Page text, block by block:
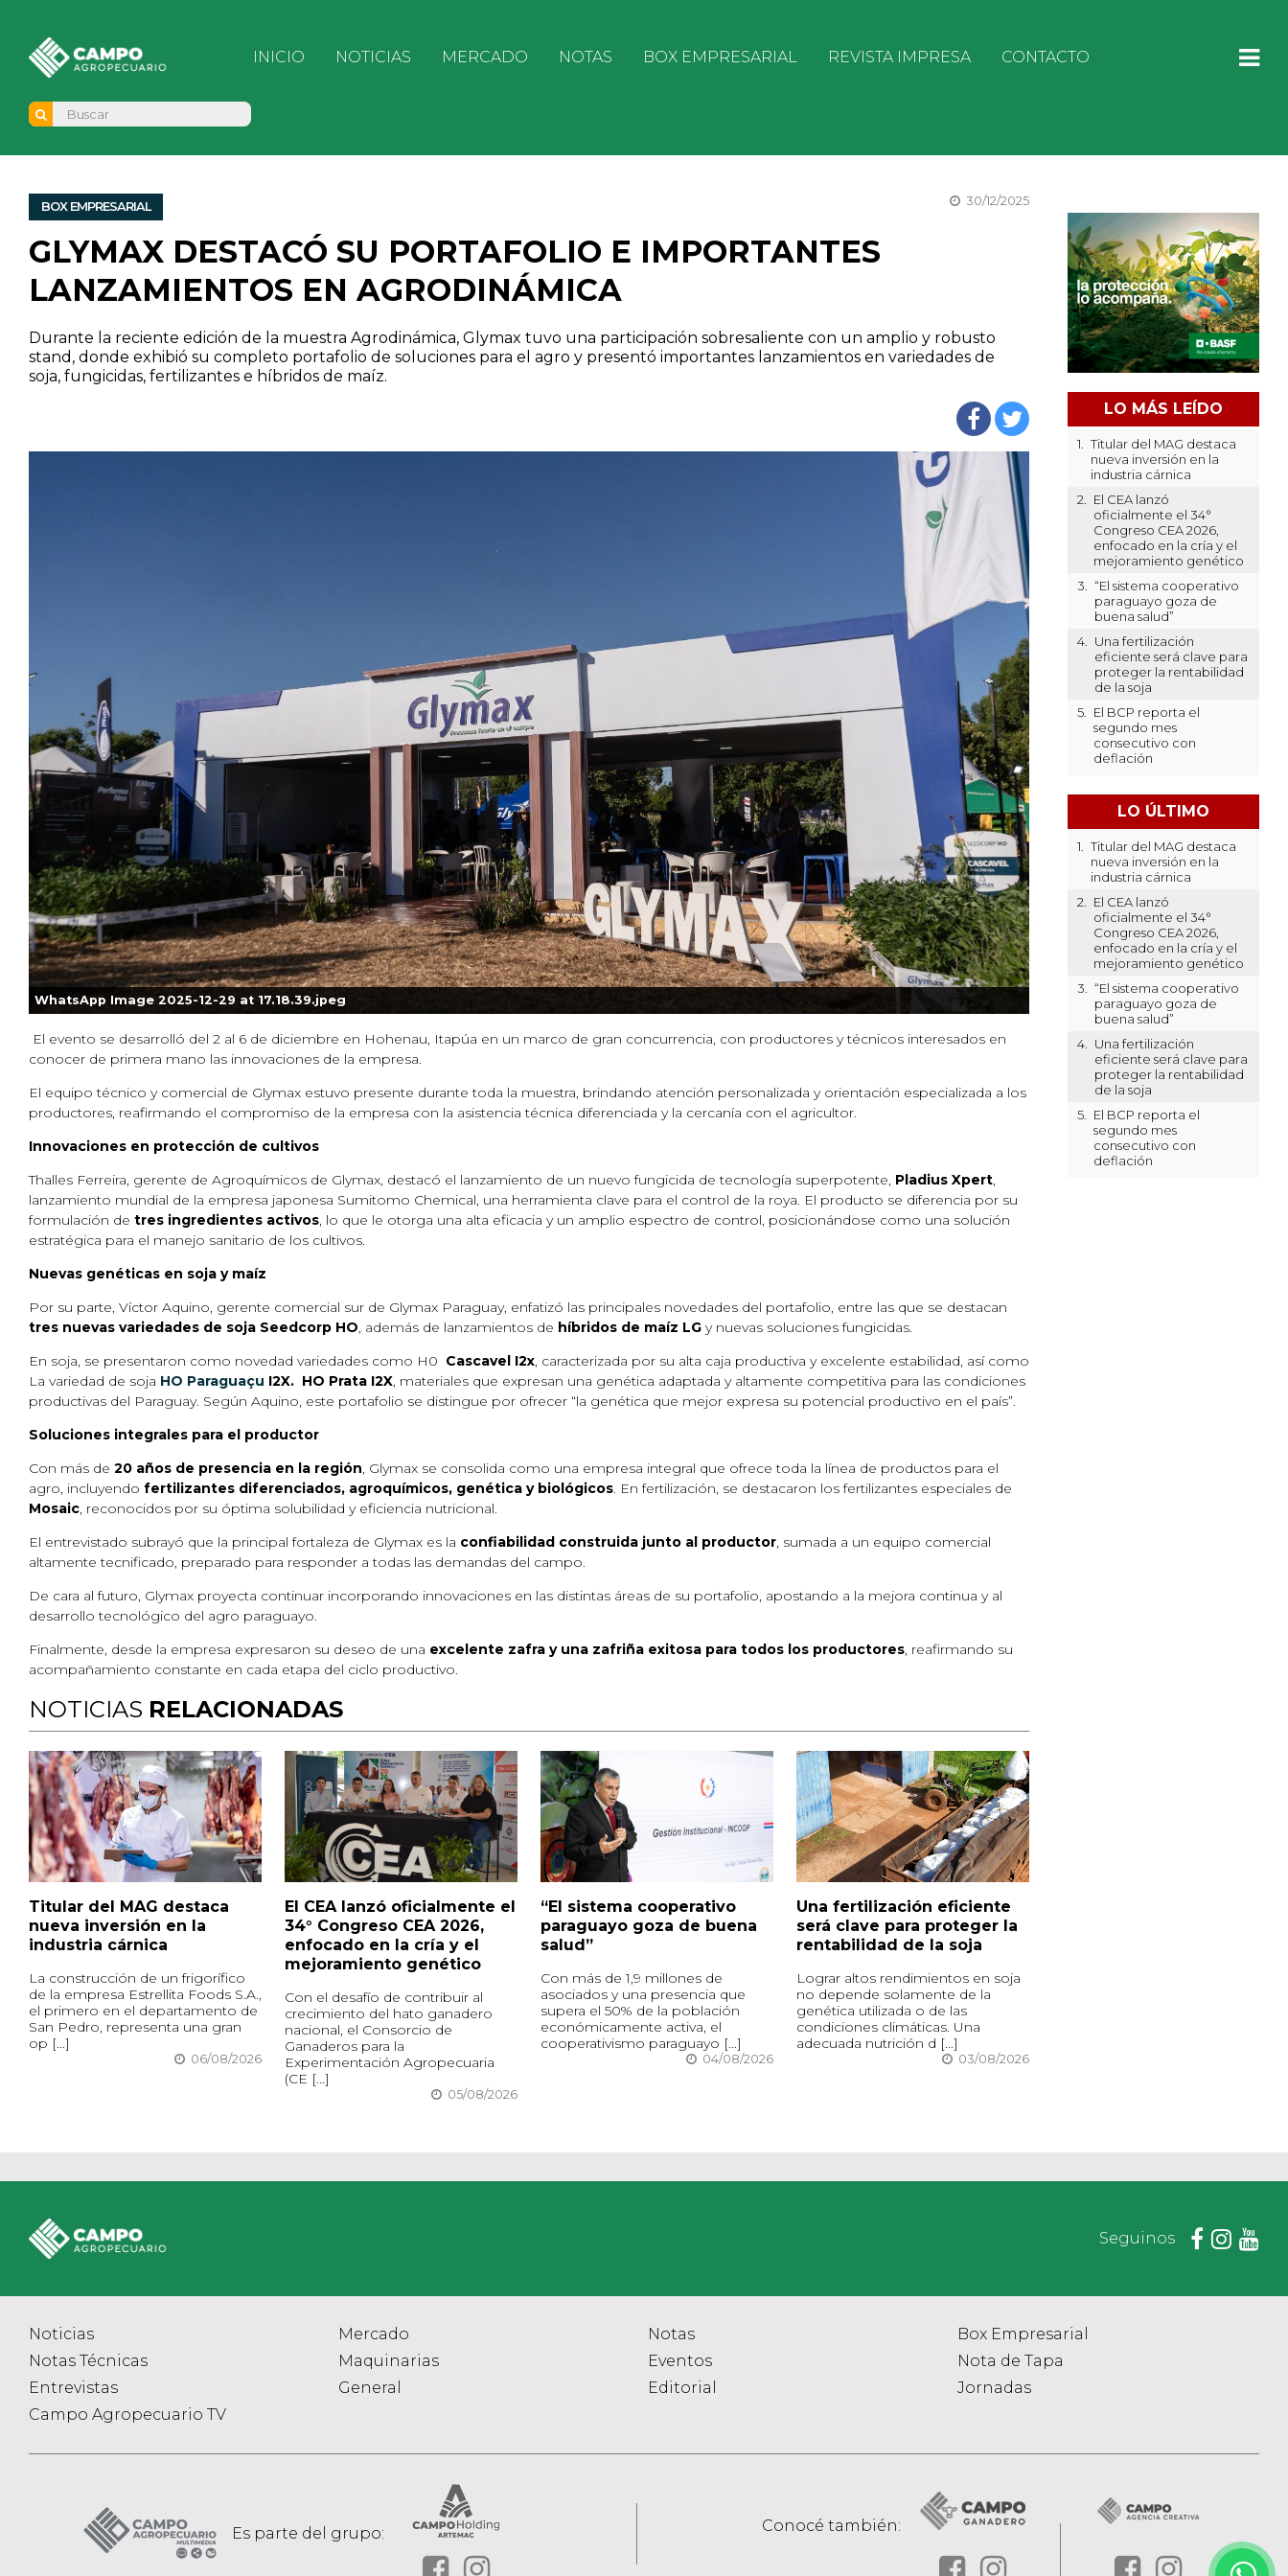
INICIO NOTICIAS MERCADO NOTAS BOX EMPRESARIAL REVISTA IMPRESA CONTACTO
BOX EMPRESARIAL 30/12/2025
GLYMAX DESTACÓ SU PORTAFOLIO E IMPORTANTES
LANZAMIENTOS EN AGRODINÁMICA
Durante la reciente edición de la muestra Agrodinámica, Glymax tuvo una participación sobresaliente con un amplio y robusto
stand, donde exhibió su completo portafolio de soluciones para el agro y presentó importantes lanzamientos en variedades de
soja, fungicidas, fertilizantes e híbridos de maíz.
WhatsApp Image 2025-12-29 at 17.18.39.jpeg
El evento se desarrolló del 2 al 6 de diciembre en Hohenau, Itapúa en un marco de gran concurrencia, con productores y técnicos interesados en
conocer de primera mano las innovaciones de la empresa.
El equipo técnico y comercial de Glymax estuvo presente durante toda la muestra, brindando atención personalizada y orientación especializada a los
productores, reafirmando el compromiso de la empresa con la asistencia técnica diferenciada y la cercanía con el agricultor.
Innovaciones en protección de cultivos
Thalles Ferreira, gerente de Agroquímicos de Glymax, destacó el lanzamiento de un nuevo fungicida de tecnología superpotente, Pladius Xpert,
lanzamiento mundial de la empresa japonesa Sumitomo Chemical, una herramienta clave para el control de la roya. El producto se diferencia por su
formulación de tres ingredientes activos, lo que le otorga una alta eficacia y un amplio espectro de control, posicionándose como una solución
estratégica para el manejo sanitario de los cultivos.
Nuevas genéticas en soja y maíz
Por su parte, Víctor Aquino, gerente comercial sur de Glymax Paraguay, enfatizó las principales novedades del portafolio, entre las que se destacan
tres nuevas variedades de soja Seedcorp HO, además de lanzamientos de híbridos de maíz LG y nuevas soluciones fungicidas.
En soja, se presentaron como novedad variedades como H0 Cascavel I2x, caracterizada por su alta caja productiva y excelente estabilidad, así como
La variedad de soja HO Paraguaçu I2X. HO Prata I2X, materiales que expresan una genética adaptada y altamente competitiva para las condiciones
productivas del Paraguay. Según Aquino, este portafolio se distingue por ofrecer “la genética que mejor expresa su potencial productivo en el país”.
Soluciones integrales para el productor
Con más de 20 años de presencia en la región, Glymax se consolida como una empresa integral que ofrece toda la línea de productos para el
agro, incluyendo fertilizantes diferenciados, agroquímicos, genética y biológicos. En fertilización, se destacaron los fertilizantes especiales de
Mosaic, reconocidos por su óptima solubilidad y eficiencia nutricional.
El entrevistado subrayó que la principal fortaleza de Glymax es la confiabilidad construida junto al productor, sumada a un equipo comercial
altamente tecnificado, preparado para responder a todas las demandas del campo.
De cara al futuro, Glymax proyecta continuar incorporando innovaciones en las distintas áreas de su portafolio, apostando a la mejora continua y al
desarrollo tecnológico del agro paraguayo.
Finalmente, desde la empresa expresaron su deseo de una excelente zafra y una zafriña exitosa para todos los productores, reafirmando su
acompañamiento constante en cada etapa del ciclo productivo.
NOTICIAS RELACIONADAS
Titular del MAG destaca
nueva inversión en la
industria cárnica
La construcción de un frigorífico
de la empresa Estrellita Foods S.A.,
el primero en el departamento de
San Pedro, representa una gran
op [...]
06/08/2026
El CEA lanzó oficialmente el
34° Congreso CEA 2026,
enfocado en la cría y el
mejoramiento genético
Con el desafío de contribuir al
crecimiento del hato ganadero
nacional, el Consorcio de
Ganaderos para la
Experimentación Agropecuaria
(CE [...]
05/08/2026
“El sistema cooperativo
paraguayo goza de buena
salud”
Con más de 1,9 millones de
asociados y una presencia que
supera el 50% de la población
económicamente activa, el
cooperativismo paraguayo [...]
04/08/2026
Una fertilización eficiente
será clave para proteger la
rentabilidad de la soja
Lograr altos rendimientos en soja
no depende solamente de la
genética utilizada o de las
condiciones climáticas. Una
adecuada nutrición d [...]
03/08/2026
LO MÁS LEÍDO
1.
Titular del MAG destaca
nueva inversión en la
industria cárnica
2.
El CEA lanzó
oficialmente el 34°
Congreso CEA 2026,
enfocado en la cría y el
mejoramiento genético
3.
“El sistema cooperativo
paraguayo goza de
buena salud”
4.
Una fertilización
eficiente será clave para
proteger la rentabilidad
de la soja
5.
El BCP reporta el
segundo mes
consecutivo con
deflación
LO ÚLTIMO
1.
Titular del MAG destaca
nueva inversión en la
industria cárnica
2.
El CEA lanzó
oficialmente el 34°
Congreso CEA 2026,
enfocado en la cría y el
mejoramiento genético
3.
“El sistema cooperativo
paraguayo goza de
buena salud”
4.
Una fertilización
eficiente será clave para
proteger la rentabilidad
de la soja
5.
El BCP reporta el
segundo mes
consecutivo con
deflación
Seguinos
Noticias Mercado Notas
Box Empresarial
Notas Técnicas
Maquinarias Eventos
Nota de Tapa
Entrevistas
General Editorial
Jornadas
Campo Agropecuario TV
Es parte del grupo: Conocé también: